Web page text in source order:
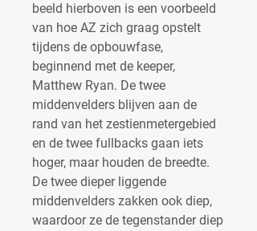
beeld hierboven is een voorbeeld
van hoe AZ zich graag opstelt
tijdens de opbouwfase,
beginnend met de keeper,
Matthew Ryan. De twee
middenvelders blijven aan de
rand van het zestienmetergebied
en de twee fullbacks gaan iets
hoger, maar houden de breedte.
De twee dieper liggende
middenvelders zakken ook diep,
waardoor ze de tegenstander diep